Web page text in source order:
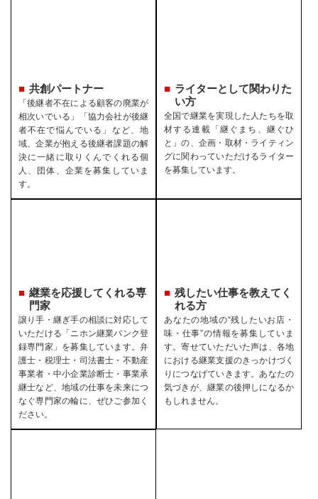
共創パートナー
「後継者不在による顧客の廃業が
相次いでいる」「協力会社が後継
者不在で悩んでいる」など、地
域、企業が抱える後継者課題の解
決に一緒に取りくんでくれる個
人、団体、企業を募集していま
す。
ライターとして関わりた
い方
全国で継業を実現した人たちを取
材する連載「継ぐまち、継ぐひ
と」の、企画・取材・ライティン
グに関わっていただけるライター
を募集しています。
継業を応援してくれる専
門家
譲り手・継ぎ手の相談に対応して
いただける「ニホン継業バンク登
録専門家」を募集しています。弁
護士・税理士・司法書士・不動産
事業者・中小企業診断士・事業承
継士など、地域の仕事を未来につ
なぐ専門家の輪に、ぜひご参加く
ださい。
残したい仕事を教えてく
れる方
あなたの地域の“残したいお店・
味・仕事”の情報を募集していま
す。寄せていただいた声は、各地
における継業支援のきっかけづく
りにつなげていきます。あなたの
気づきが、継業の後押しになるか
もしれません。